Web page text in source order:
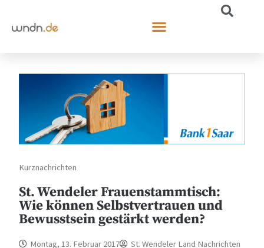
Kurznachrichten
St. Wendeler Frauenstammtisch:
Wie können Selbstvertrauen und
Bewusstsein gestärkt werden?
Montag, 13. Februar 2017 St. Wendeler Land Nachrichten